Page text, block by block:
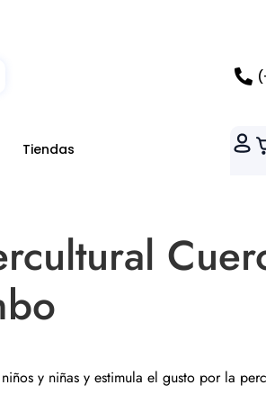
Tiendas
y niñas y estimula el gusto por la